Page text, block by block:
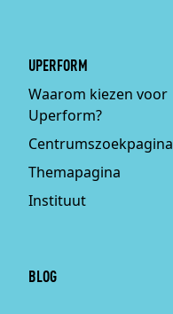
UPERFORM
Waarom kiezen voor
Uperform?
Centrumszoekpagina
Themapagina
Instituut
BLOG